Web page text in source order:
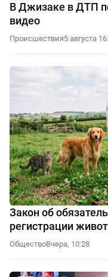
В Джизаке в ДТП
видео
Происшествия5 августа
Закон об
регистрации
ОбществоВчера, 10:28